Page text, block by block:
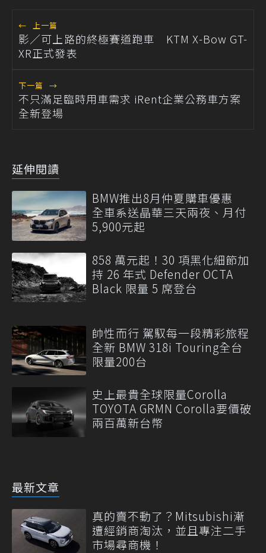
← 上一篇
影／可上路的終極賽道跑車 KTM X-Bow GT-
XR正式發表
下一篇 →
不只滿足臨時用車需求 iRent企業公務車方案
全新登場
延伸閱讀
BMW推出8月仲夏購車優惠
全車系送晶華三天兩夜、月付
5,900元起
858 萬元起！30 項黑化細節加
持 26 年式 Defender OCTA
Black 限量 5 席登台
帥性而行 駕馭每一段精彩旅程
全新 BMW 318i Touring全台
限量200台
史上最貴全球限量Corolla
TOYOTA GRMN Corolla要價破
兩百萬新台幣
最新文章
真的賣不動了？Mitsubishi漸
遭經銷商淘汰，並且專注二手
市場尋商機！